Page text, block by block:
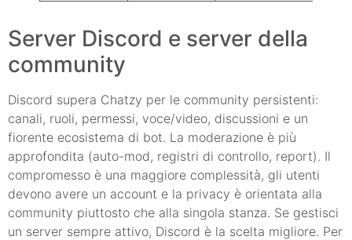
Server Discord e server della
community
Discord supera Chatzy per le community persistenti:
canali, ruoli, permessi, voce/video, discussioni e un
fiorente ecosistema di bot. La moderazione è più
approfondita (auto-mod, registri di controllo, report). Il
compromesso è una maggiore complessità, gli utenti
devono avere un account e la privacy è orientata alla
community piuttosto che alla singola stanza. Se gestisci
un server sempre attivo, Discord è la scelta migliore. Per